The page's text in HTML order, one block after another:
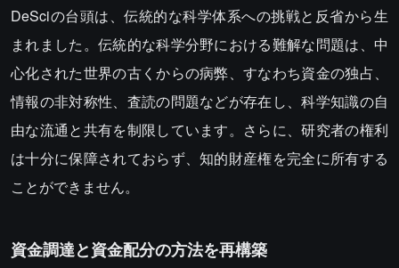
DeSciの台頭は、伝統的な科学体系への挑戦と反省から生
まれました。伝統的な科学分野における難解な問題は、中
心化された世界の古くからの病弊、すなわち資金の独占、
情報の非対称性、査読の問題などが存在し、科学知識の自
由な流通と共有を制限しています。さらに、研究者の権利
は十分に保障されておらず、知的財産権を完全に所有する
ことができません。
資金調達と資金配分の方法を再構築